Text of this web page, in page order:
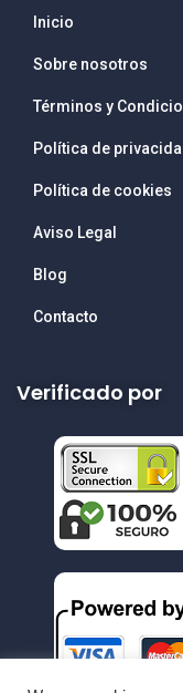
Inicio
Sobre nosotros
Términos y
Política de
Política de cookies
Aviso Legal
Blog
Contacto
Verificado por